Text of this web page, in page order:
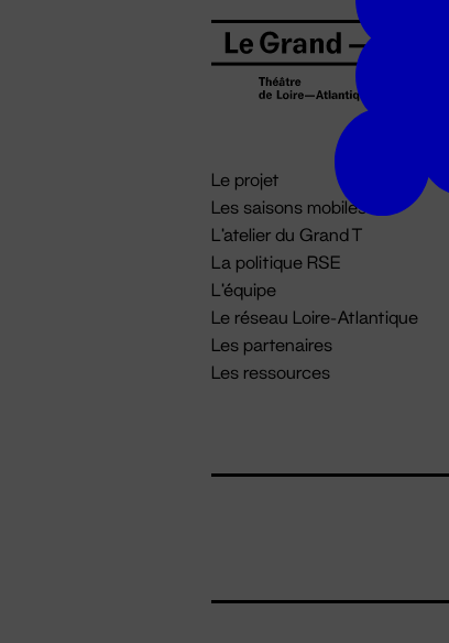
Le projet
Les saisons mobiles
L'atelier du Grand T
La politique RSE
L'équipe
Le réseau Loire-Atlantique
Les partenaires
Les ressources